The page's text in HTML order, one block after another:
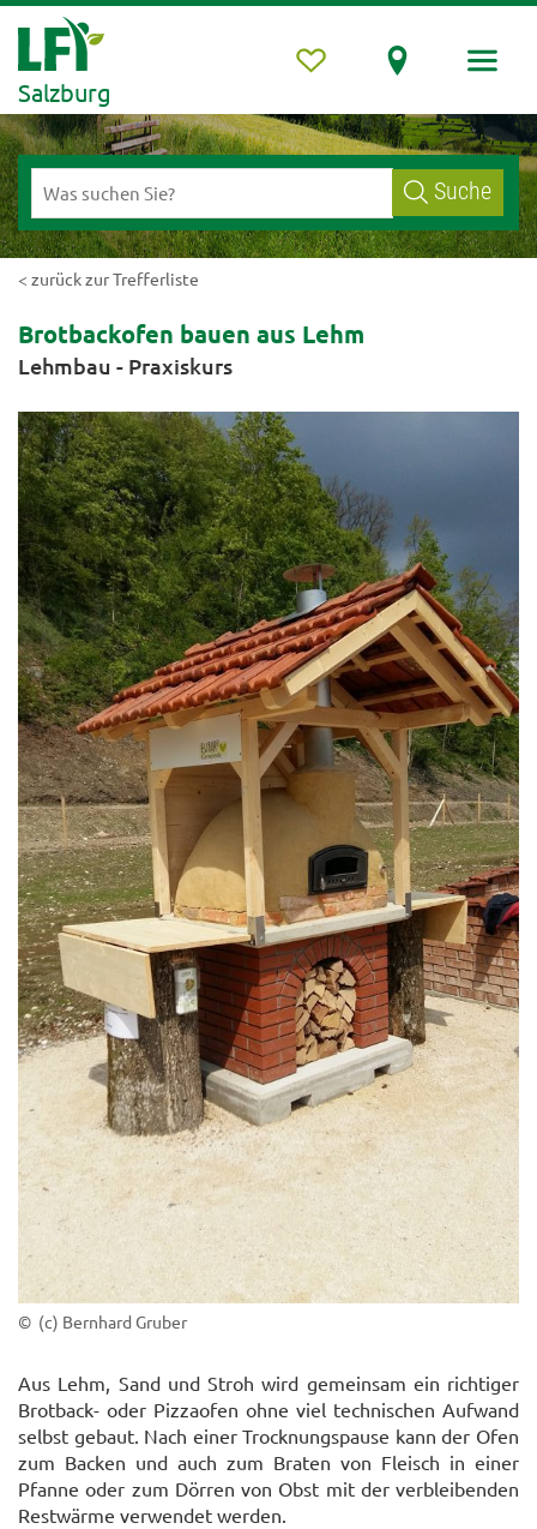
Salzburg
Suche
< zurück zur Trefferliste
Brotbackofen bauen aus Lehm
Lehmbau - Praxiskurs
© (c) Bernhard Gruber
Aus Lehm, Sand und Strohwird gemeinsam ein richtiger
Brotback- oder Pizzaofen ohne viel technischen Aufwand
selbst gebaut. Nach einer Trocknungspause kann der Ofen
zum Backen und auch zum Braten von Fleisch in einer
Pfanne oder zum Dörren von Obst mit der verbleibenden
Restwärme verwendet werden.